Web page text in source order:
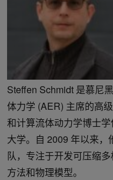
Steffen Schmidt 是慕尼
体力学 (AER) 主席的高
和计算流体动力学博士
大学。自 2009 年以来
队，专注于开发可压缩
方法和物理模型。